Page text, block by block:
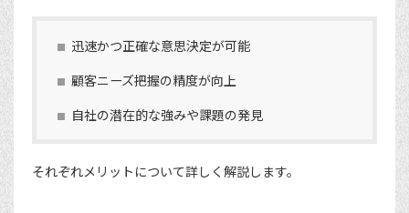
迅速かつ正確な意思決定が可能
顧客ニーズ把握の精度が向上
自社の潜在的な強みや課題の発見
それぞれメリットについて詳しく解説します。